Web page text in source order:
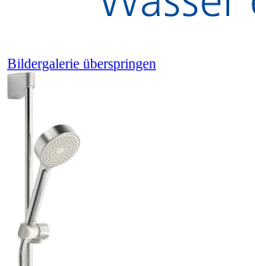
Bildergalerie überspringen